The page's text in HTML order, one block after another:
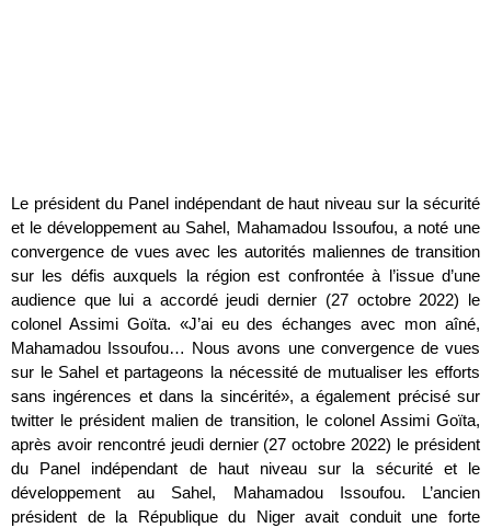
Le président du Panel indépendant de haut niveau sur la sécurité
et le développement au Sahel, Mahamadou Issoufou, a noté une
convergence de vues avec les autorités maliennes de transition
sur les défis auxquels la région est confrontée à l’issue d’une
audience que lui a accordé jeudi dernier (27 octobre 2022) le
colonel Assimi Goïta. «J’ai eu des échanges avec mon aîné,
Mahamadou Issoufou… Nous avons une convergence de vues
sur le Sahel et partageons la nécessité de mutualiser les efforts
sans ingérences et dans la sincérité», a également précisé sur
twitter le président malien de transition, le colonel Assimi Goïta,
après avoir rencontré jeudi dernier (27 octobre 2022) le président
du Panel indépendant de haut niveau sur la sécurité et le
développement au Sahel, Mahamadou Issoufou. L’ancien
président de la République du Niger avait conduit une forte